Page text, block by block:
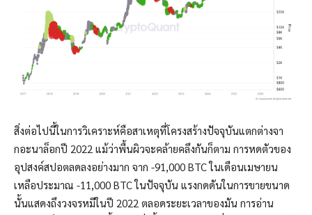
สิ่งต่อไปนี้ในการวิเคราะห์คือสาเหตุที่โครงสร้างปัจจุบันแตกต่างจา
กอะนาล็อกปี 2022 แม้ว่าพื้นผิวจะคล้ายคลึงกันก็ตาม การหดตัวของ
อุปสงค์สปอตลดลงอย่างมาก จาก -91,000 BTC ในเดือนเมษายน
เหลือประมาณ -11,000 BTC ในปัจจุบัน แรงกดดันในการขายขนาด
นั้นแสดงถึงวงจรหมีในปี 2022 ตลอดระยะเวลาของมัน การอ่าน